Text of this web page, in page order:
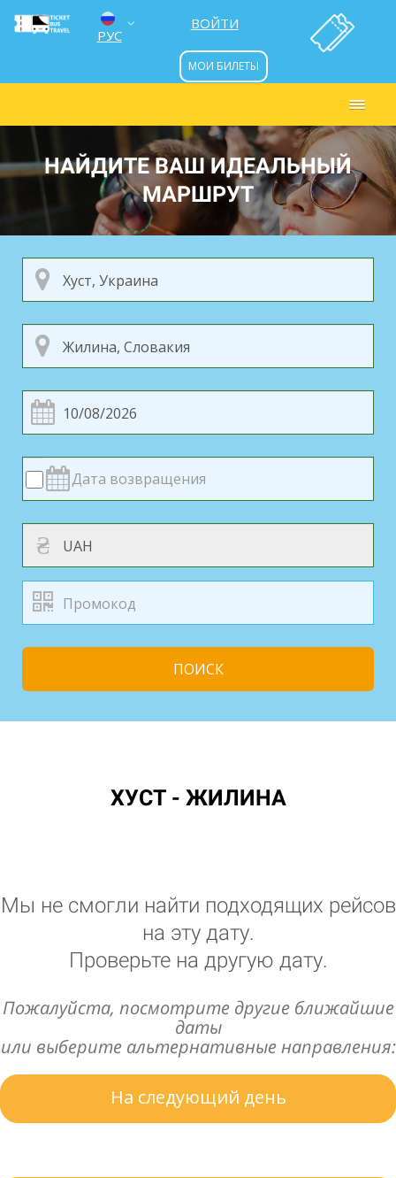
РУС
ENG
УКР
ВОЙТИ
МОИ БИЛЕТЫ
НАЙДИТЕ ВАШ ИДЕАЛЬНЫЙ
МАРШРУТ
₴
ПОИСК
ХУСТ - ЖИЛИНА
Мы не смогли найти подходящих рейсов
на эту дату.
Проверьте на другую дату.
Пожалуйста, посмотрите другие ближайшие
даты
или выберите альтернативные направления:
На следующий день